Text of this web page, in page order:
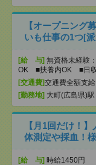
【オープニング
いも仕事の1つ[
[給 与] 無資格未経験
OK ■扶養内OK ■日
[交通費]交通費全額支給
[勤務地] 大町(広島県)駅
【月1回だけ！
体測定や採血！
[給 与] 時給1450円